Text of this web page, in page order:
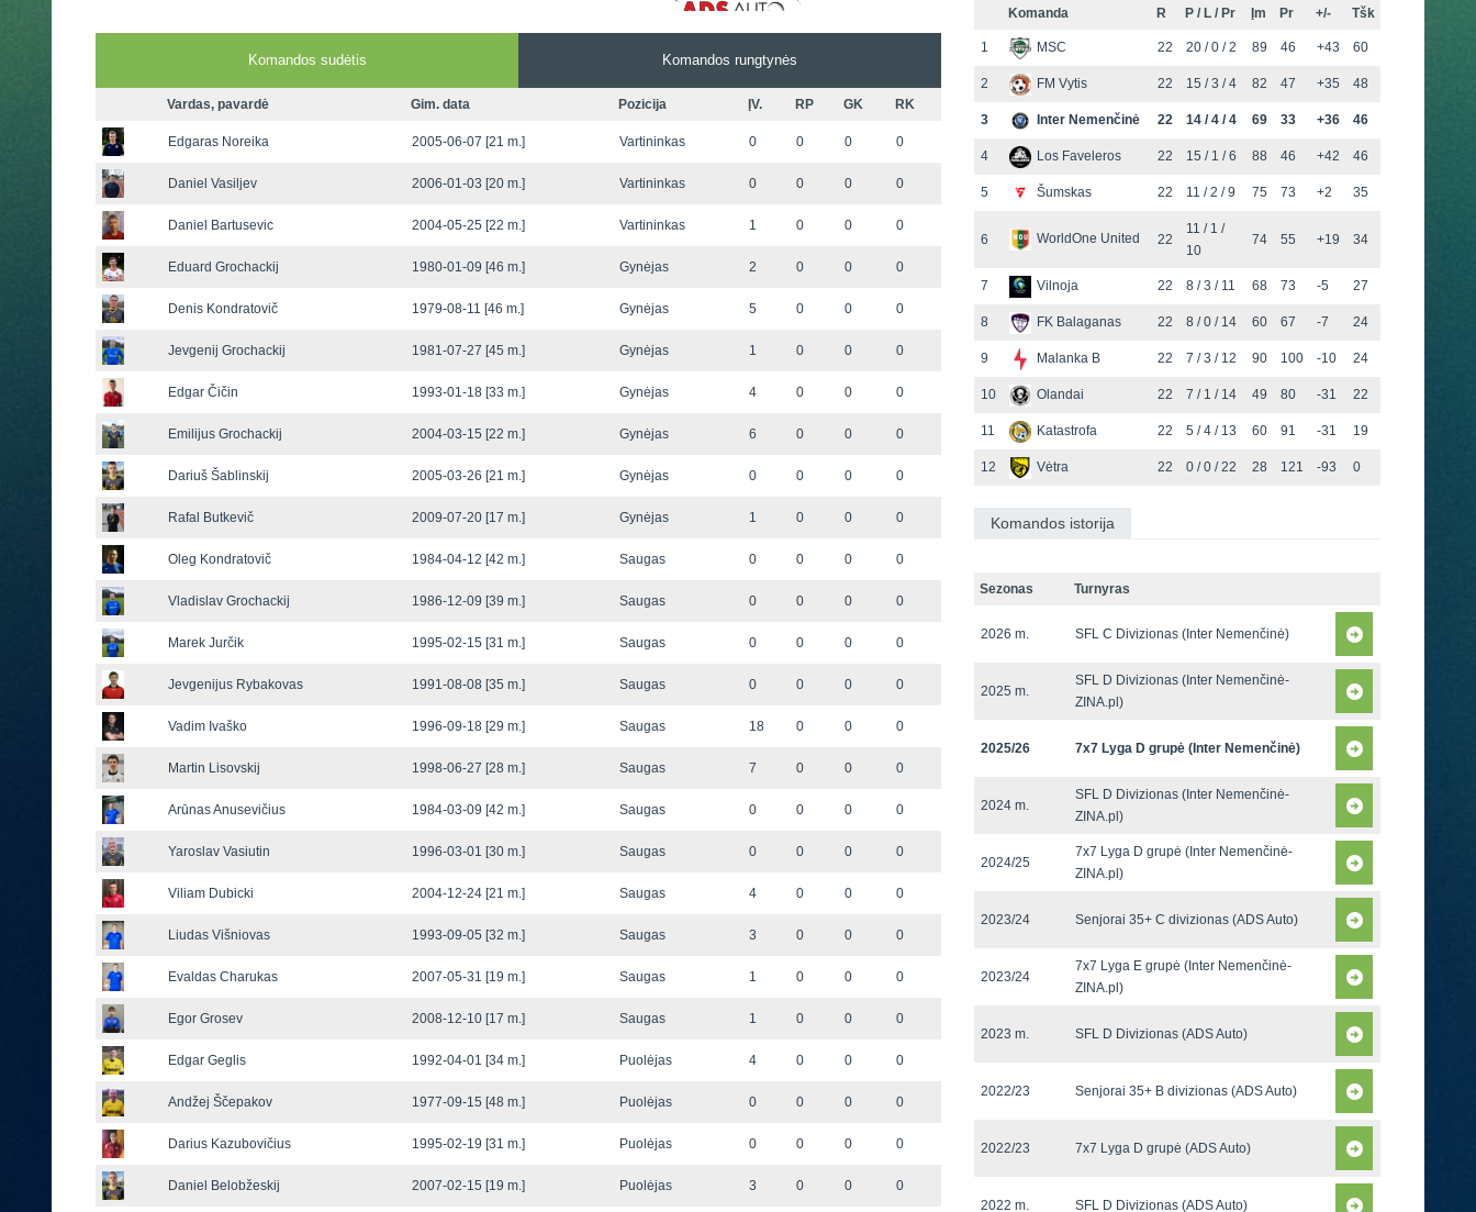
Komandos sudėtis Komandos rungtynės
Vardas, pavardė Gim. data Pozicija ĮV. RP GK RK
Edgaras Noreika 2005-06-07 [21 m.] Vartininkas 0 0 0 0
Daniel Vasiljev 2006-01-03 [20 m.] Vartininkas 0 0 0 0
Daniel Bartusevic 2004-05-25 [22 m.] Vartininkas 1 0 0 0
Eduard Grochackij 1980-01-09 [46 m.] Gynėjas 2 0 0 0
Denis Kondratovič 1979-08-11 [46 m.] Gynėjas 5 0 0 0
Jevgenij Grochackij 1981-07-27 [45 m.] Gynėjas 1 0 0 0
Edgar Čičin 1993-01-18 [33 m.] Gynėjas 4 0 0 0
Emilijus Grochackij 2004-03-15 [22 m.] Gynėjas 6 0 0 0
Dariuš Šablinskij 2005-03-26 [21 m.] Gynėjas 0 0 0 0
Rafal Butkevič 2009-07-20 [17 m.] Gynėjas 1 0 0 0
Oleg Kondratovič 1984-04-12 [42 m.] Saugas 0 0 0 0
Vladislav Grochackij 1986-12-09 [39 m.] Saugas 0 0 0 0
Marek Jurčik 1995-02-15 [31 m.] Saugas 0 0 0 0
Jevgenijus Rybakovas 1991-08-08 [35 m.] Saugas 0 0 0 0
Vadim Ivaško 1996-09-18 [29 m.] Saugas 18 0 0 0
Martin Lisovskij 1998-06-27 [28 m.] Saugas 7 0 0 0
Arūnas Anusevičius 1984-03-09 [42 m.] Saugas 0 0 0 0
Yaroslav Vasiutin 1996-03-01 [30 m.] Saugas 0 0 0 0
Viliam Dubicki 2004-12-24 [21 m.] Saugas 4 0 0 0
Liudas Višniovas 1993-09-05 [32 m.] Saugas 3 0 0 0
Evaldas Charukas 2007-05-31 [19 m.] Saugas 1 0 0 0
Egor Grosev 2008-12-10 [17 m.] Saugas 1 0 0 0
Edgar Geglis 1992-04-01 [34 m.] Puolėjas 4 0 0 0
Andžej Ščepakov 1977-09-15 [48 m.] Puolėjas 0 0 0 0
Darius Kazubovičius 1995-02-19 [31 m.] Puolėjas 0 0 0 0
Daniel Belobžeskij 2007-02-15 [19 m.] Puolėjas 3 0 0 0
Komanda R P / L / Pr Įm Pr +/- Tšk
1 MSC 22 20 / 0 / 2 89 46 +43 60
2 FM Vytis 22 15 / 3 / 4 82 47 +35 48
3 Inter Nemenčinė 22 14 / 4 / 4 69 33 +36 46
4 Los Faveleros 22 15 / 1 / 6 88 46 +42 46
5 Šumskas 22 11 / 2 / 9 75 73 +2 35
6 WorldOne United 22
11 / 1 /
10
74 55 +19 34
7 Vilnoja 22 8 / 3 / 11 68 73 -5 27
8 FK Balaganas 22 8 / 0 / 14 60 67 -7 24
9 Malanka B 22 7 / 3 / 12 90 100 -10 24
10 Olandai 22 7 / 1 / 14 49 80 -31 22
11 Katastrofa 22 5 / 4 / 13 60 91 -31 19
12 Vėtra 22 0 / 0 / 22 28 121 -93 0
Komandos istorija
Sezonas Turnyras
2026 m. SFL C Divizionas (Inter Nemenčinė)
2025 m.
SFL D Divizionas (Inter Nemenčinė-
ZINA.pl)
2025/26 7x7 Lyga D grupė (Inter Nemenčinė)
2024 m.
SFL D Divizionas (Inter Nemenčinė-
ZINA.pl)
2024/25
7x7 Lyga D grupė (Inter Nemenčinė-
ZINA.pl)
2023/24 Senjorai 35+ C divizionas (ADS Auto)
2023/24
7x7 Lyga E grupė (Inter Nemenčinė-
ZINA.pl)
2023 m. SFL D Divizionas (ADS Auto)
2022/23 Senjorai 35+ B divizionas (ADS Auto)
2022/23 7x7 Lyga D grupė (ADS Auto)
2022 m. SFL D Divizionas (ADS Auto)